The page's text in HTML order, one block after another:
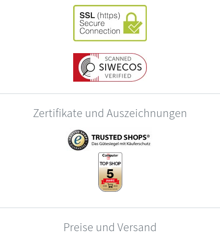
Zertifikate und Auszeichnungen
Preise und Versand